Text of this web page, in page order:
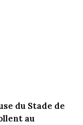
du Stade de
au